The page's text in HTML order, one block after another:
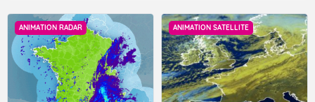
ANIMATION RADAR ANIMATION SATELLITE